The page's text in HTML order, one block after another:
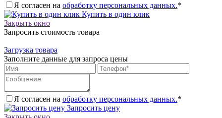
Я согласен на обработку персональных данных.*
Купить в один клик
Закрыть окно
Запросить стоимость товара
Загрузка товара
Заполните данные для запроса цены
Я согласен на обработку персональных данных.*
Запросить цену